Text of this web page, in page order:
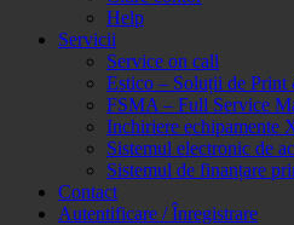
Help
Servicii
Service on call
Estico – Soluții de
FSMA – Full Service
Inchiriere echipamente
Sistemul electronic de
Sistemul de finanțare
Contact
Autentificare / Înregistrare